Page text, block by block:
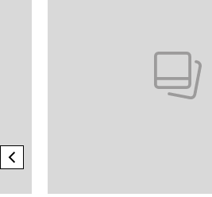
previous element